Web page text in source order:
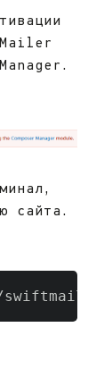
сайта.